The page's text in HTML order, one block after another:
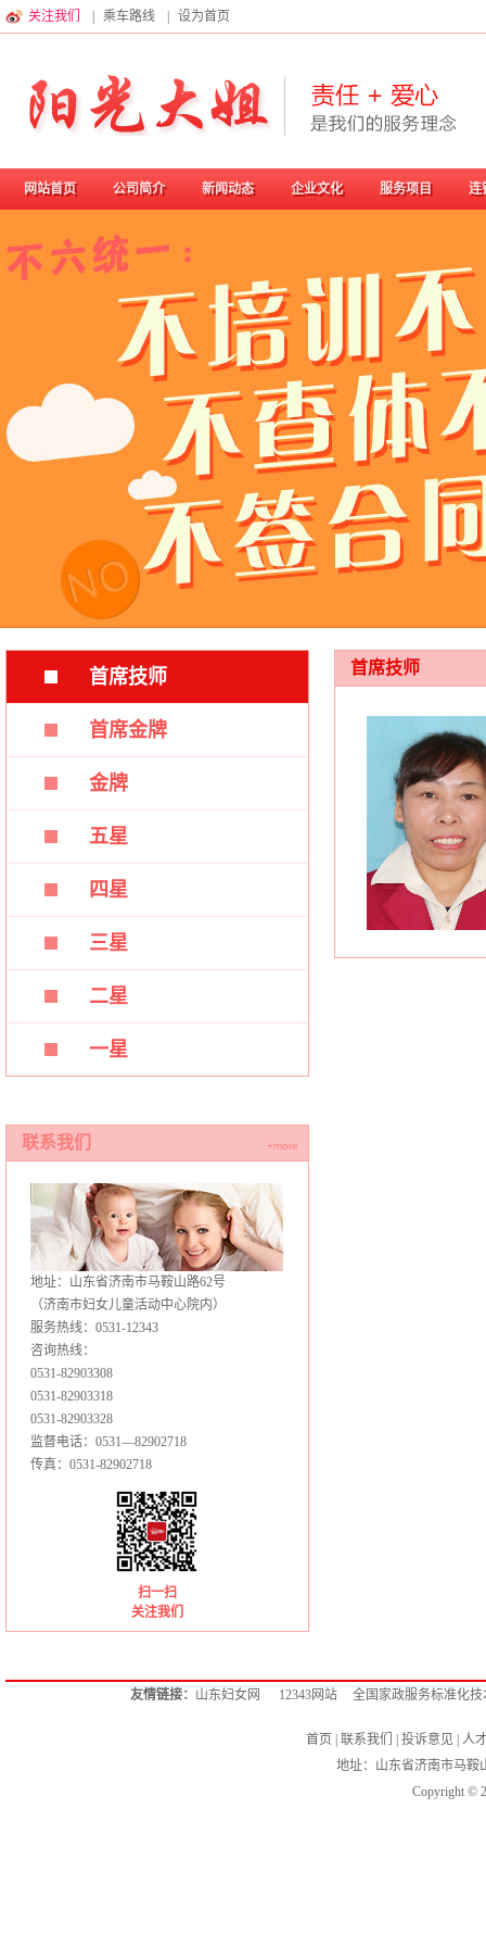
关注我们 乘车路线 设为首页
网站首页 公司简介 新闻动态 企业文化 服务项目 连
首席技师
首席金牌
金牌
五星
四星
三星
二星
一星
+more
联系我们
地址：山东省济南市马鞍山路62号
（济南市妇女儿童活动中心院内）
服务热线：0531-12343
咨询热线：
0531-82903308
0531-82903318
0531-82903328
监督电话：0531—82902718
传真：0531-82902718
扫一扫
关注我们
首席技师
友情链接： 山东妇女网 12343网站 全国家政服务标准化
首页 联系我们 投诉意见 人
地址：山东省济南市马鞍
Copyright ©